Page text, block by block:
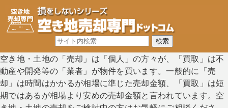
空き地・土地の「売却」は「個人」の方々が、「買取」は不
動産や開発等の「業者」が物件を買います。一般的に「売
却」は時間はかかるが相場に準じた売却金額、「買取」は短
期ではあるが相場より安めの売却金額と言われています。空